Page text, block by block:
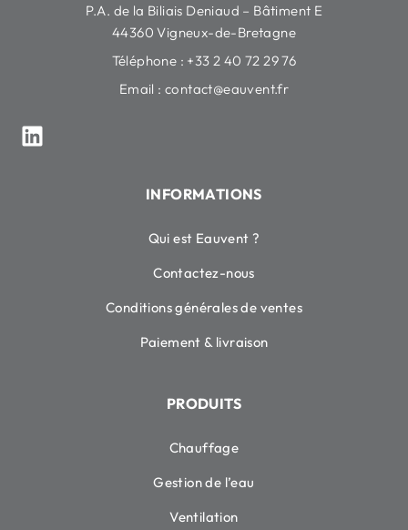
P.A. de la Biliais Deniaud – Bâtiment E
44360 Vigneux-de-Bretagne
Téléphone : +33 2 40 72 29 76
Email : contact@eauvent.fr
INFORMATIONS
Qui est Eauvent ?
Contactez-nous
Conditions générales de ventes
Paiement & livraison
PRODUITS
Chauffage
Gestion de l’eau
Ventilation